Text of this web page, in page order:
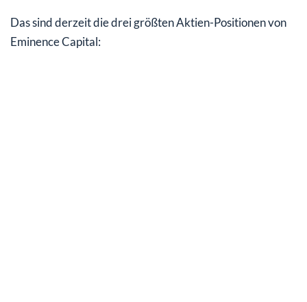
Das sind derzeit die drei größten Aktien-Positionen von
Eminence Capital: